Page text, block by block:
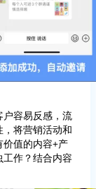
容易反感，流
将营销活动和
价值的内容+产
作？结合内容